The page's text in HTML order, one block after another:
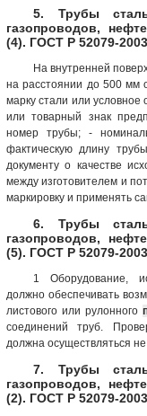
5. Трубы
газопроводов,
(4). ГОСТ Р 52079-2003
На внутренней
на расстоянии до 500 мм
марку стали или условное
или товарный знак
номер трубы; -
фактическую длину
документу о качестве
между изготовителем и
маркировку и применять
6. Трубы
газопроводов,
(5). ГОСТ Р 52079-2003
1 Оборудование,
должно обеспечивать
листового или рулонного
соединений труб.
должна осуществляться
7. Трубы
газопроводов,
(2). ГОСТ Р 52079-2003